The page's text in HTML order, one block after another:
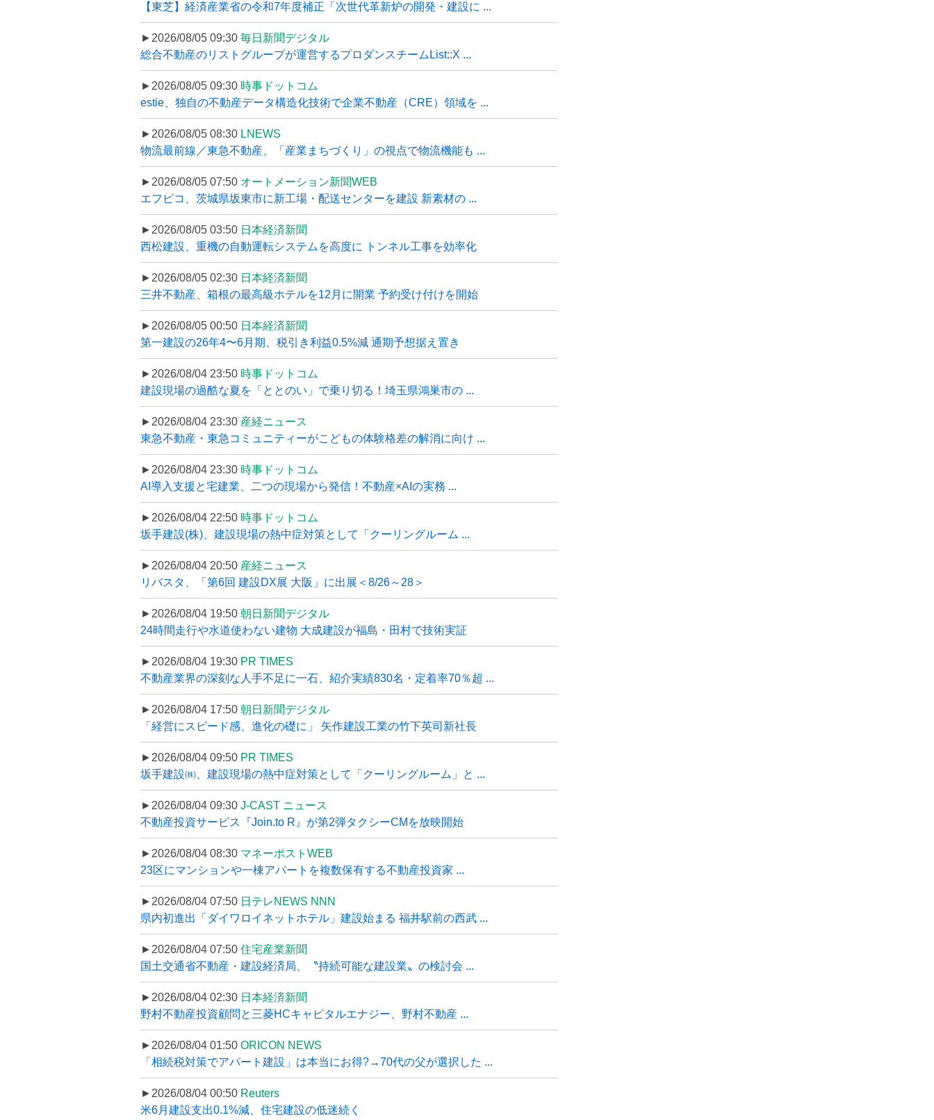
【東芝】経済産業省の令和7年度補正「次世代革新炉の開発・建設に ...
►2026/08/05 09:30 毎日新聞デジタル
総合不動産のリストグループが運営するプロダンスチームList::X ...
►2026/08/05 09:30 時事ドットコム
estie、独自の不動産データ構造化技術で企業不動産（CRE）領域を ...
►2026/08/05 08:30 LNEWS
物流最前線／東急不動産、「産業まちづくり」の視点で物流機能も ...
►2026/08/05 07:50 オートメーション新聞WEB
エフピコ、茨城県坂東市に新工場・配送センターを建設 新素材の ...
►2026/08/05 03:50 日本経済新聞
西松建設、重機の自動運転システムを高度に トンネル工事を効率化
►2026/08/05 02:30 日本経済新聞
三井不動産、箱根の最高級ホテルを12月に開業 予約受け付けを開始
►2026/08/05 00:50 日本経済新聞
第一建設の26年4〜6月期、税引き利益0.5%減 通期予想据え置き
►2026/08/04 23:50 時事ドットコム
建設現場の過酷な夏を「ととのい」で乗り切る！埼玉県鴻巣市の ...
►2026/08/04 23:30 産経ニュース
東急不動産・東急コミュニティーがこどもの体験格差の解消に向け ...
►2026/08/04 23:30 時事ドットコム
AI導入支援と宅建業、二つの現場から発信！不動産×AIの実務 ...
►2026/08/04 22:50 時事ドットコム
坂手建設(株)、建設現場の熱中症対策として「クーリングルーム ...
►2026/08/04 20:50 産経ニュース
リバスタ、「第6回 建設DX展 大阪」に出展＜8/26～28＞
►2026/08/04 19:50 朝日新聞デジタル
24時間走行や水道使わない建物 大成建設が福島・田村で技術実証
►2026/08/04 19:30 PR TIMES
不動産業界の深刻な人手不足に一石、紹介実績830名・定着率70％超 ...
►2026/08/04 17:50 朝日新聞デジタル
「経営にスピード感、進化の礎に」 矢作建設工業の竹下英司新社長
►2026/08/04 09:50 PR TIMES
坂手建設㈱、建設現場の熱中症対策として「クーリングルーム」と ...
►2026/08/04 09:30 J-CAST ニュース
不動産投資サービス『Join.to R』が第2弾タクシーCMを放映開始
►2026/08/04 08:30 マネーポストWEB
23区にマンションや一棟アパートを複数保有する不動産投資家 ...
►2026/08/04 07:50 日テレNEWS NNN
県内初進出「ダイワロイネットホテル」建設始まる 福井駅前の西武 ...
►2026/08/04 07:50 住宅産業新聞
国土交通省不動産・建設経済局、〝持続可能な建設業〟の検討会 ...
►2026/08/04 02:30 日本経済新聞
野村不動産投資顧問と三菱HCキャピタルエナジー、野村不動産 ...
►2026/08/04 01:50 ORICON NEWS
「相続税対策でアパート建設」は本当にお得?→70代の父が選択した ...
►2026/08/04 00:50 Reuters
米6月建設支出0.1%減、住宅建設の低迷続く